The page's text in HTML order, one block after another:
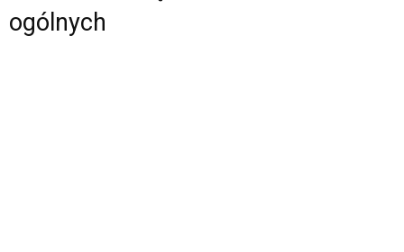
ogólnych